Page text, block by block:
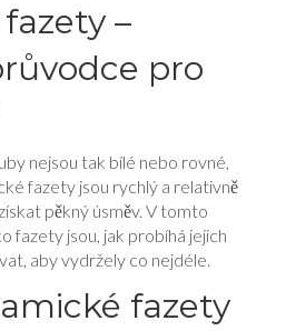
–
pro
nejsou tak bílé nebo rovné,
fazety jsou rychlý a relativně
pěkný úsměv. V tomto
fazety jsou, jak probíhá jejich
aby vydržely co nejdéle.
fazety